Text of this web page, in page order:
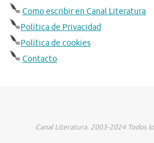
Como escribir en Canal Literatura
Política de Privacidad
Política de cookies
Contacto
Canal Literatura. 2003-2024 Todos